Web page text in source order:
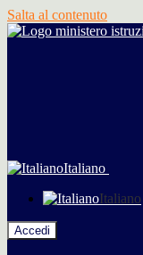
Salta al contenuto
Italiano
Italiano
Accedi